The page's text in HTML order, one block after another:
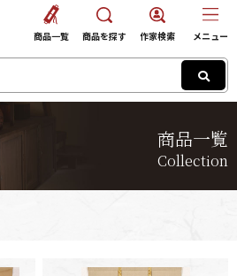
商品一覧
Collection
商品一覧 商品を探す 作家検索 メニュー